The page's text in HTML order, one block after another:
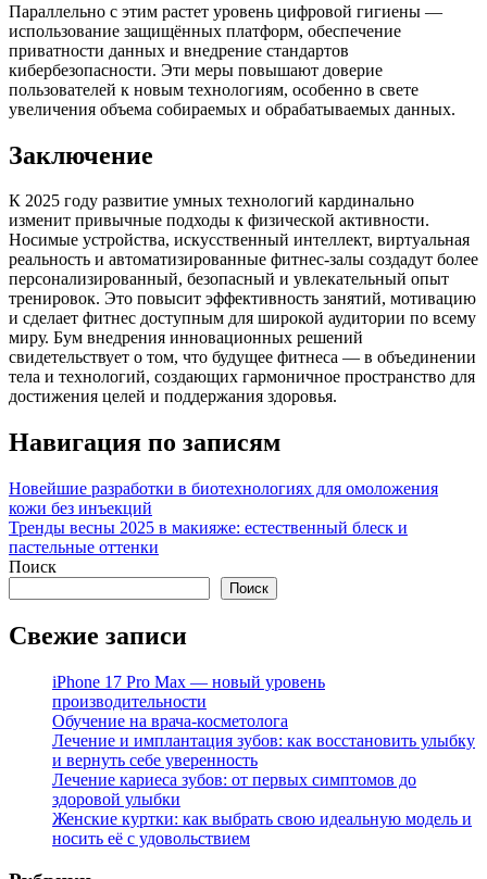
Параллельно с этим растет уровень цифровой гигиены —
использование защищённых платформ, обеспечение
приватности данных и внедрение стандартов
кибербезопасности. Эти меры повышают доверие
пользователей к новым технологиям, особенно в свете
увеличения объема собираемых и обрабатываемых данных.
Заключение
К 2025 году развитие умных технологий кардинально
изменит привычные подходы к физической активности.
Носимые устройства, искусственный интеллект, виртуальная
реальность и автоматизированные фитнес-залы создадут более
персонализированный, безопасный и увлекательный опыт
тренировок. Это повысит эффективность занятий, мотивацию
и сделает фитнес доступным для широкой аудитории по всему
миру. Бум внедрения инновационных решений
свидетельствует о том, что будущее фитнеса — в объединении
тела и технологий, создающих гармоничное пространство для
достижения целей и поддержания здоровья.
Навигация по записям
Новейшие разработки в биотехнологиях для омоложения
кожи без инъекций
Тренды весны 2025 в макияже: естественный блеск и
пастельные оттенки
Поиск
Поиск
Свежие записи
iPhone 17 Pro Max — новый уровень
производительности
Обучение на врача-косметолога
Лечение и имплантация зубов: как восстановить улыбку
и вернуть себе уверенность
Лечение кариеса зубов: от первых симптомов до
здоровой улыбки
Женские куртки: как выбрать свою идеальную модель и
носить её с удовольствием